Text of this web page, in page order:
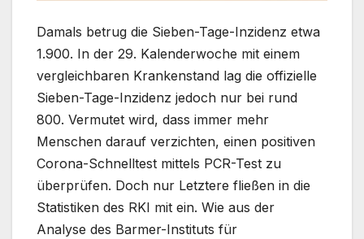
Damals betrug die Sieben-Tage-Inzidenz etwa
1.900. In der 29. Kalenderwoche mit einem
vergleichbaren Krankenstand lag die offizielle
Sieben-Tage-Inzidenz jedoch nur bei rund
800. Vermutet wird, dass immer mehr
Menschen darauf verzichten, einen positiven
Corona-Schnelltest mittels PCR-Test zu
überprüfen. Doch nur Letztere fließen in die
Statistiken des RKI mit ein. Wie aus der
Analyse des Barmer-Instituts für